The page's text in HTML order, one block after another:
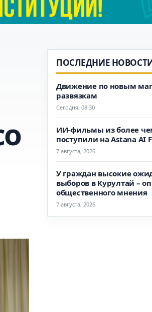
ПОСЛЕДНИЕ
Движение по новым
развязкам
Сегодня, 08:30
ИИ-фильмы из более
поступили на Astana AI
7 августа, 2026
У граждан высокие
выборов в Курултай –
общественного мнения
7 августа, 2026